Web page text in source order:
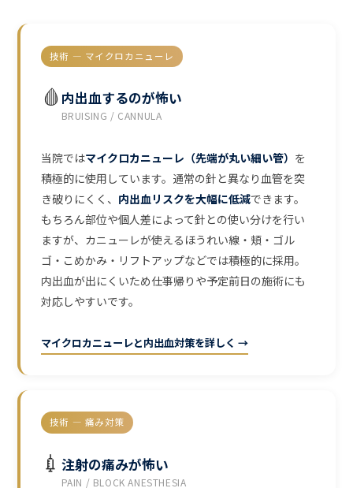
技術 — マイクロカニューレ
🩸 内出血するのが怖い
BRUISING / CANNULA
当院ではマイクロカニューレ（先端が丸い細い管） を
積極的に使用しています。通常の針と異なり血管を突
き破りにくく、 内出血リスクを大幅に低減できます。
もちろん部位や個人差によって針との使い分けを行い
ますが、カニューレが使えるほうれい線・頬・ゴル
ゴ・こめかみ・リフトアップなどでは積極的に採用。
内出血が出にくいため仕事帰りや予定前日の施術にも
対応しやすいです。
マイクロカニューレと内出血対策を詳しく →
技術 — 痛み対策
💉 注射の痛みが怖い
PAIN / BLOCK ANESTHESIA